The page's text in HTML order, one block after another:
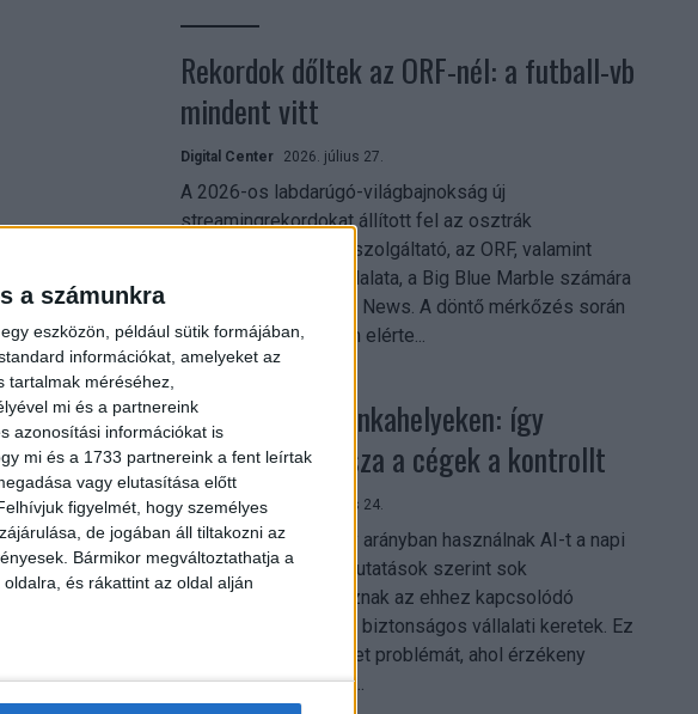
a számunkra
eszközön, például sütik formájában,
információkat, amelyeket az
tartalmak méréséhez,
mi és a partnereink
azonosítási információkat is
mi és a 1733 partnereink a fent leírtak
vagy elutasítása előtt
figyelmét, hogy személyes
de jogában áll tiltakozni az
Bármikor megváltoztathatja a
és rákattint az oldal alján
Rekordok dőltek az ORF-nél: a futball-vb
mindent vitt
Digital Center 2026. július 27.
A 2026-os labdarúgó-világbajnokság új
streamingrekordokat állított fel az osztrák
közszolgálati műsorszolgáltató, az ORF, valamint
technológiai leányvállalata, a Big Blue Marble számára
– írja a Broadband TV News. A döntő mérkőzés során
az átlagos nézőszám elérte...
Shadow AI a munkahelyeken: így
szerezhetik vissza a cégek a kontrollt
Digital Center 2026. július 24.
A munkavállalók nagy arányban használnak AI-t a napi
munkában, ám friss kutatások szerint sok
szervezetnél hiányoznak az ehhez kapcsolódó
világos irányelvek és biztonságos vállalati keretek. Ez
különösen ott jelenthet problémát, ahol érzékeny
üzleti információkkal...